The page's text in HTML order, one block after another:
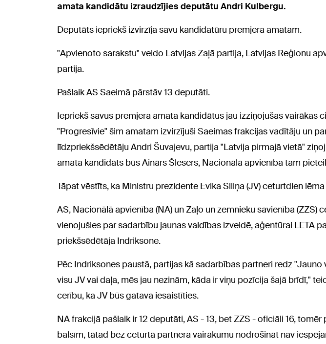
amata kandidātu izraudzījies deputātu Andri Kulbergu.
Deputāts iepriekš izvirzīja savu kandidatūru premjera amatam.
"Apvienoto sarakstu" veido Latvijas Zaļā partija, Latvijas Reģionu
partija.
Pašlaik AS Saeimā pārstāv 13 deputāti.
Iepriekš savus premjera amata kandidātus jau izziņojušas vairākas
"Progresīvie" šim amatam izvirzījuši Saeimas frakcijas vadītāju un
līdzpriekšsēdētāju Andri Šuvajevu, partija "Latvija pirmajā vietā"
amata kandidāts būs Ainārs Šlesers, Nacionālā apvienība tam
Tāpat vēstīts, ka Ministru prezidente Evika Siliņa (JV) ceturtdien
AS, Nacionālā apvienība (NA) un Zaļo un zemnieku savienība (ZZS)
vienojušies par sadarbību jaunas valdības izveidē, aģentūrai LETA
priekšsēdētāja Indriksone.
Pēc Indriksones paustā, partijas kā sadarbības partneri redz "Jauno
visu JV vai daļa, mēs jau nezinām, kāda ir viņu pozīcija šajā brīdī,"
cerību, ka JV būs gatava iesaistīties.
NA frakcijā pašlaik ir 12 deputāti, AS - 13, bet ZZS - oficiāli 16, tomēr
balsīm, tātad bez ceturtā partnera vairākumu nodrošināt nav